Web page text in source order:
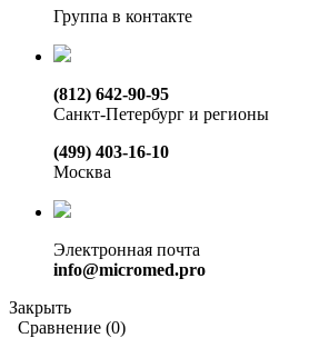
Группа в контакте
(812) 642-90-95
Санкт-Петербург и регионы
(499) 403-16-10
Москва
Электронная почта
info@micromed.pro
Закрыть
Сравнение (0)